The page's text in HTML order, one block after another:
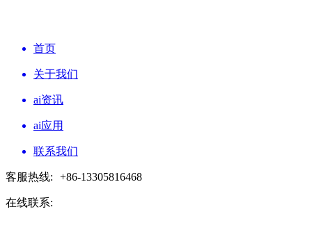
首页
关于我们
ai资讯
ai应用
联系我们
客服热线: +86-13305816468
在线联系: